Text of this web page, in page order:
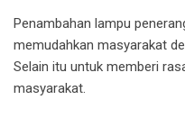
Penambahan lampu
memudahkan masyarakat
Selain itu untuk memberi
masyarakat.